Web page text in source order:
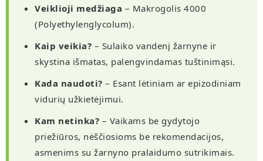
Veiklioji medžiaga – Makrogolis 4000
(Polyethylenglycolum).
Kaip veikia? – Sulaiko vandenį žarnyne ir
skystina išmatas, palengvindamas tuštinimąsi.
Kada naudoti? – Esant lėtiniam ar epizodiniam
vidurių užkietėjimui.
Kam netinka? – Vaikams be gydytojo
priežiūros, nėščiosioms be rekomendacijos,
asmenims su žarnyno pralaidumo sutrikimais.